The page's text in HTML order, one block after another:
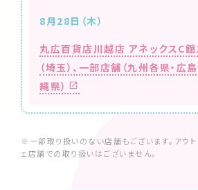
8月28日（木）
丸広百貨店川越店 アネックスC
（埼玉）、 一部店舗（九州各県・広
縄県）
※一部取り扱いのない店舗もございます。アウト
ェ店舗での取り扱いはございません。